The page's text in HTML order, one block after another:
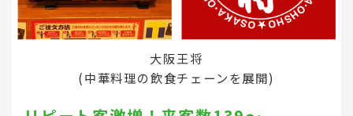
大阪王将
(中華料理の飲食チェーンを展開)